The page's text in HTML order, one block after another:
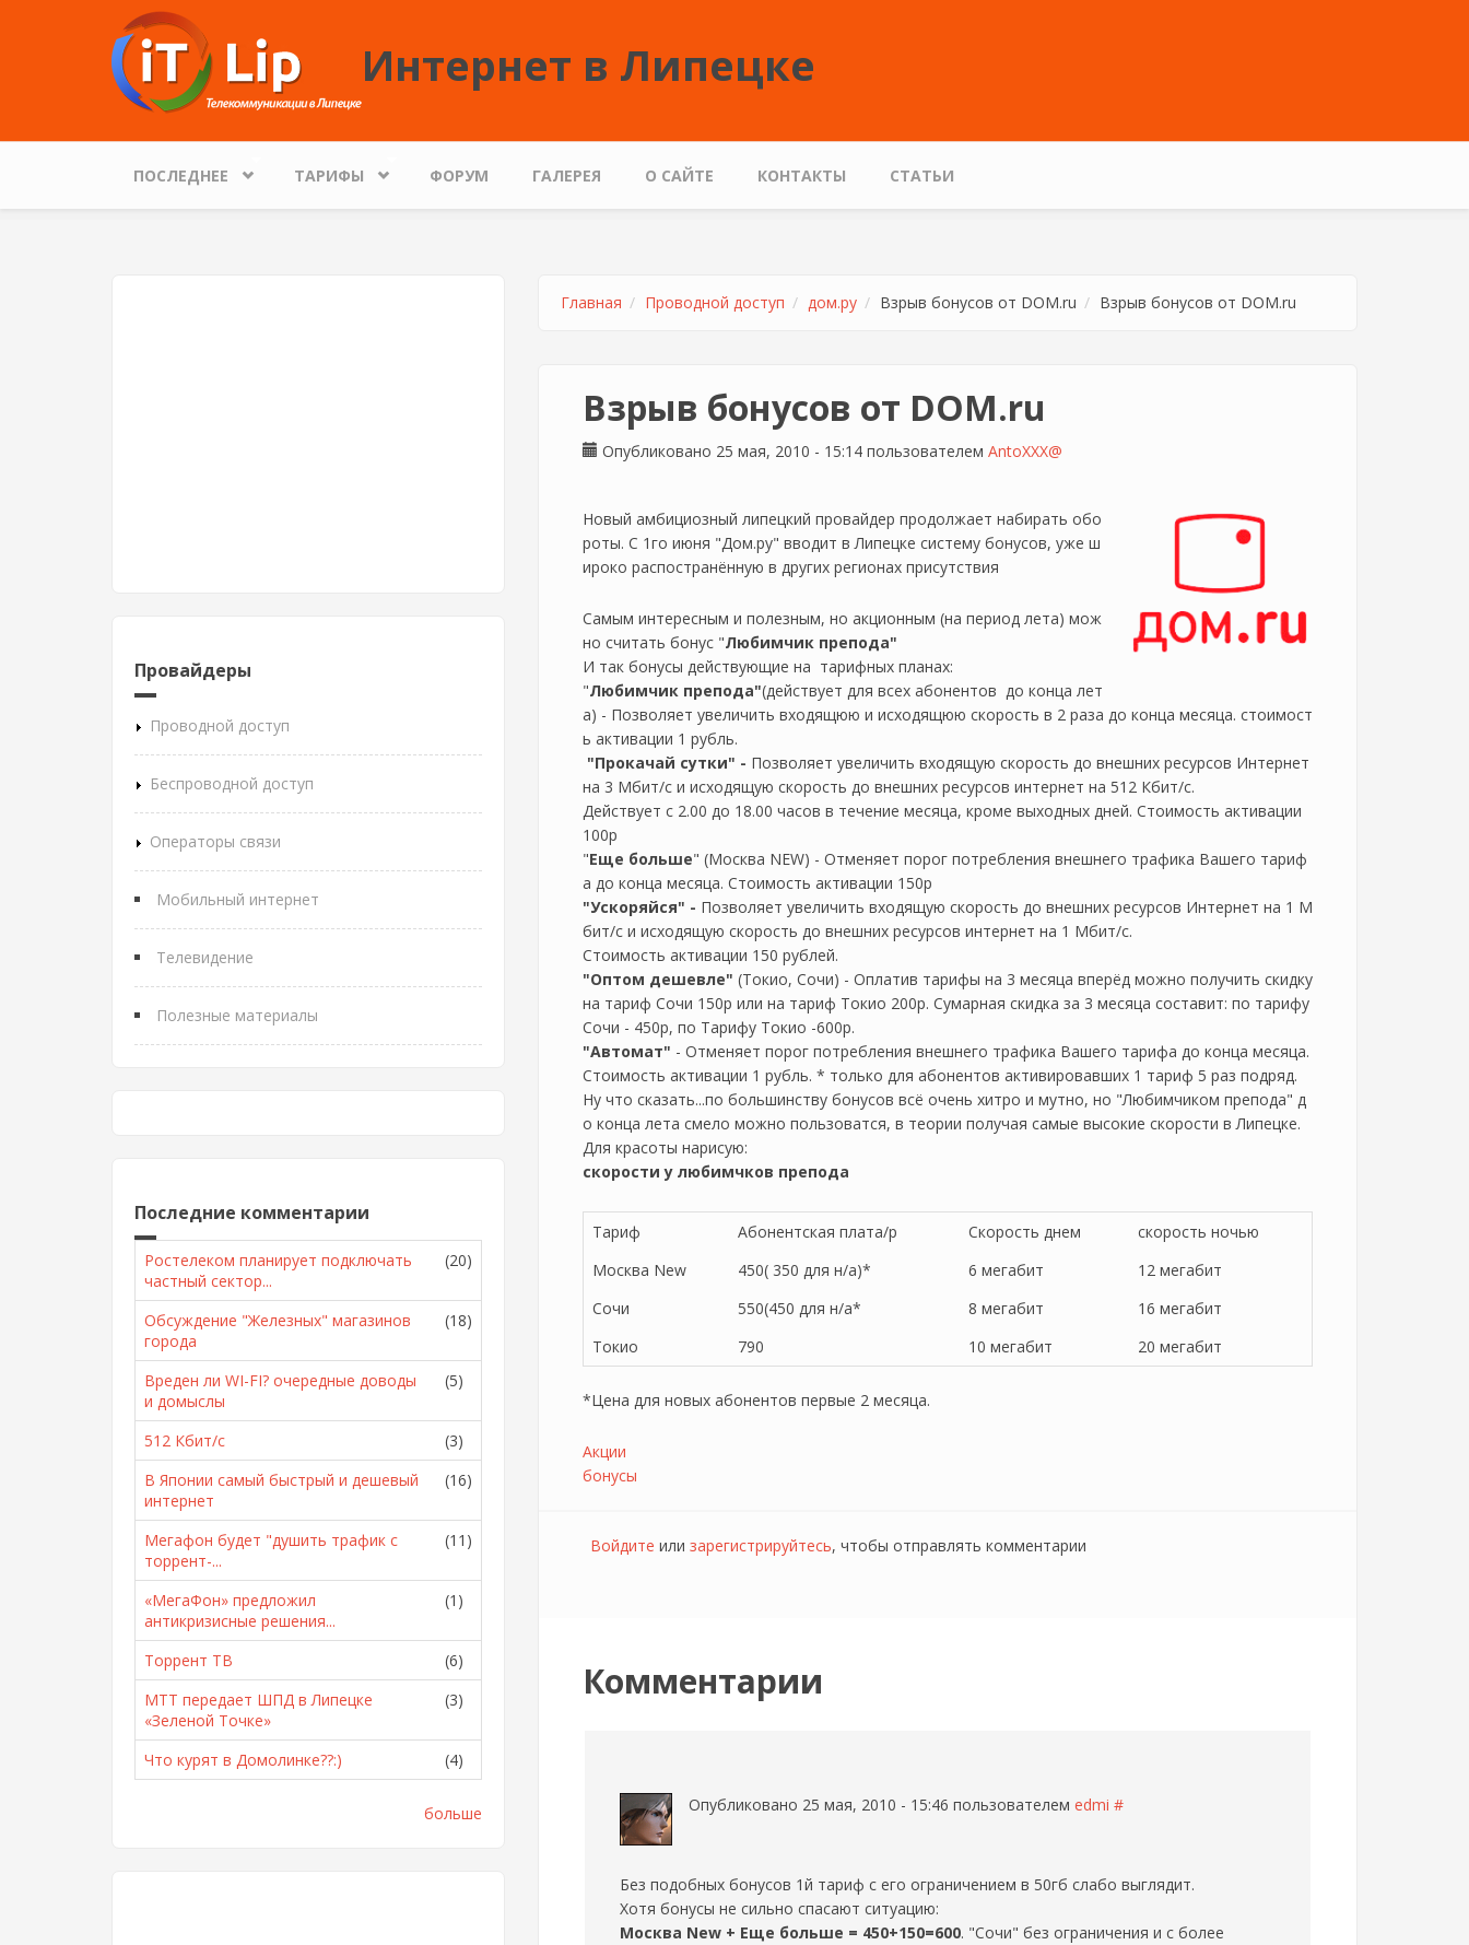
Перейти к основному содержанию
Интернет в Липецке
ПОСЛЕДНЕЕ ТАРИФЫ ФОРУМ ГАЛЕРЕЯ О САЙТЕ КОНТАКТЫ СТАТЬИ
Провайдеры
Проводной доступ
Беспроводной доступ
Операторы связи
Мобильный интернет
Телевидение
Полезные материалы
Последние комментарии
Ростелеком планирует подключать
частный сектор...
(20)
Обсуждение "Железных" магазинов
города
(18)
Вреден ли WI-FI? очередные доводы
и домыслы
(5)
512 Кбит/с
(3)
В Японии самый быстрый и дешевый
интернет
(16)
Мегафон будет "душить трафик с
торрент-...
(11)
«МегаФон» предложил
антикризисные решения...
(1)
Торрент ТВ
(6)
МТТ передает ШПД в Липецке
«Зеленой Точке»
(3)
Что курят в Домолинке??:) (4)
больше
Главная Проводной доступ дом.ру Взрыв бонусов от DOM.ru Взрыв бонусов от DOM.ru
Взрыв бонусов от DOM.ru
Опубликовано 25 мая, 2010 - 15:14 пользователем AntoXXX@
Новый амбициозный липецкий провайдер продолжает набирать обо
роты. С 1го июня "Дом.ру" вводит в Липецке систему бонусов, уже ш
ироко распостранённую в других регионах присутствия
Самым интересным и полезным, но акционным (на период лета) мож
но считать бонус "Любимчик препода"
И так бонусы действующие на тарифных планах:
"Любимчик препода"(действует для всех абонентов до конца лет
а) - Позволяет увеличить входящюю и исходящюю скорость в 2 раза до конца месяца. стоимост
ь активации 1 рубль.
"Прокачай сутки" - Позволяет увеличить входящую скорость до внешних ресурсов Интернет
на 3 Мбит/с и исходящую скорость до внешних ресурсов интернет на 512 Кбит/с.
Действует с 2.00 до 18.00 часов в течение месяца, кроме выходных дней. Стоимость активации
100р
"Еще больше" (Москва NEW) - Отменяет порог потребления внешнего трафика Вашего тариф
а до конца месяца. Стоимость активации 150р
"Ускоряйся" - Позволяет увеличить входящую скорость до внешних ресурсов Интернет на 1 М
бит/с и исходящую скорость до внешних ресурсов интернет на 1 Мбит/с.
Стоимость активации 150 рублей.
"Оптом дешевле" (Токио, Сочи) - Оплатив тарифы на 3 месяца вперёд можно получить скидку
на тариф Сочи 150р или на тариф Токио 200р. Сумарная скидка за 3 месяца составит: по тарифу
Сочи - 450р, по Тарифу Токио -600р.
"Автомат" - Отменяет порог потребления внешнего трафика Вашего тарифа до конца месяца.
Стоимость активации 1 рубль. * только для абонентов активировавших 1 тариф 5 раз подряд.
Ну что сказать...по большинству бонусов всё очень хитро и мутно, но "Любимчиком препода" д
о конца лета смело можно пользоватся, в теории получая самые высокие скорости в Липецке.
Для красоты нарисую:
скорости у любимчков препода
Тариф Абонентская плата/р Скорость днем
скорость ночью
Москва New
450( 350 для н/а)* 6 мегабит
12 мегабит
Сочи
550(450 для н/а* 8 мегабит
16 мегабит
Токио
790 10 мегабит 20 мегабит
*Цена для новых абонентов первые 2 месяца.
Акции
бонусы
Войдите или зарегистрируйтесь, чтобы отправлять комментарии
Комментарии
Опубликовано 25 мая, 2010 - 15:46 пользователем edmi #
Без подобных бонусов 1й тариф с его ограничением в 50гб слабо выглядит.
Хотя бонусы не сильно спасают ситуацию:
Москва New + Еще больше = 450+150=600. "Сочи" без ограничения и с более